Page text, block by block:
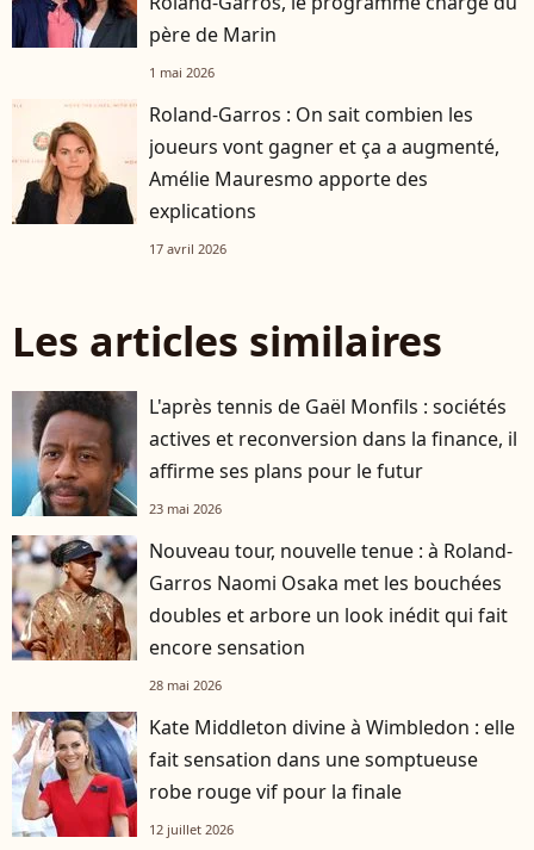
père de Marin
1 mai 2026
Roland-Garros : On sait combien les
joueurs vont gagner et ça a augmenté,
Amélie Mauresmo apporte des
explications
17 avril 2026
Les articles similaires
L'après tennis de Gaël Monfils : sociétés
actives et reconversion dans la finance, il
affirme ses plans pour le futur
23 mai 2026
Nouveau tour, nouvelle tenue : à Roland-
Garros Naomi Osaka met les bouchées
doubles et arbore un look inédit qui fait
encore sensation
28 mai 2026
Kate Middleton divine à Wimbledon : elle
fait sensation dans une somptueuse
robe rouge vif pour la finale
12 juillet 2026